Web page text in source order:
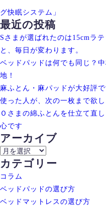
グ快眠システム」
最近の投稿
Sさまが選ばれたのは15cmラ
と、毎日が変わります。
ベッドパッドは何でも同じ？
地！
麻ふとん・麻パッドが大好評で
使った人が、次の一枚まで欲
Ｏさまの綿ふとんを仕立て直
心です
アーカイブ
ア
ー
カ
イ
ブ
カテゴリー
コラム
ベッドパッドの選び方
ベッドマットレスの選び方